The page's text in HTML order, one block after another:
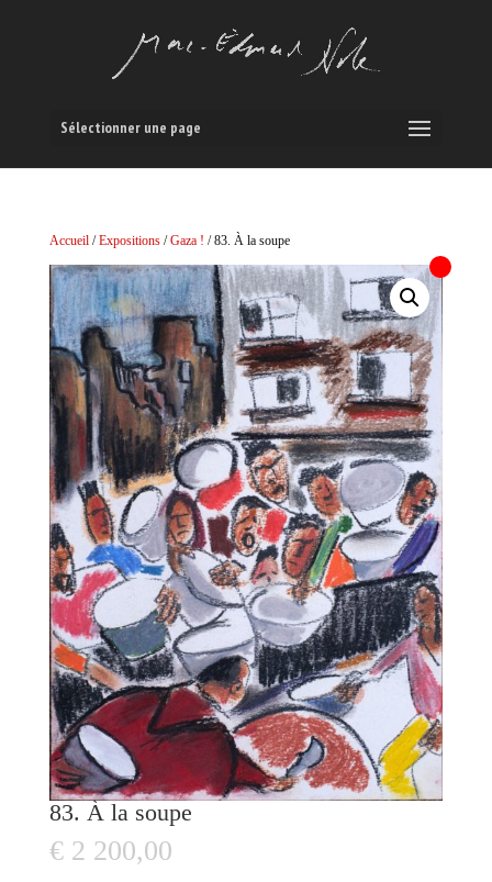
Sélectionner une page
Accueil/Expositions/Gaza ! / 83. À la soupe
83. À la soupe
€2 200,00